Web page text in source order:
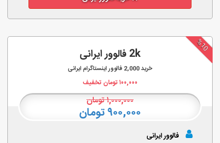
%10
2k فالوور ایرانی
خرید2,000 فالوور اینستاگرام ایرانی
۱۰۰,۰۰۰تومان تخفیف
۱,۰۰۰,۰۰۰تومان
۹۰۰,۰۰۰ تومان
فالوور ایرانی